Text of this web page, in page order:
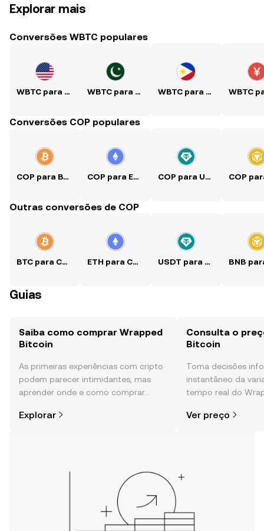
Explorar mais
Conversões WBTC populares
WBTC para USD WBTC para PKR WBTC para PHP
Conversões COP populares
COP para BTC COP para ETH COP para USDT
Outras conversões de COP
BTC para COP ETH para COP USDT para COP
Guias
Saiba como comprar Wrapped
Bitcoin
As primeiras experiências com cripto
podem parecer intimidantes, mas
aprender onde e como comprar
Começa a tua viagem na aplicação
Explorar
Consulta o
Bitcoin
Toma decisões
instantâneo da
tempo real do
e muito mais.
Ver preço